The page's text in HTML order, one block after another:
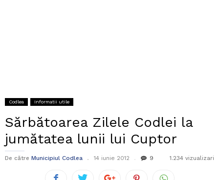
Codlea Informatii utile
Sărbătoarea Zilele Codlei la
jumătatea lunii lui Cuptor
De către Municipiul Codlea 14 iunie 2012 9 1.234 vizualizari